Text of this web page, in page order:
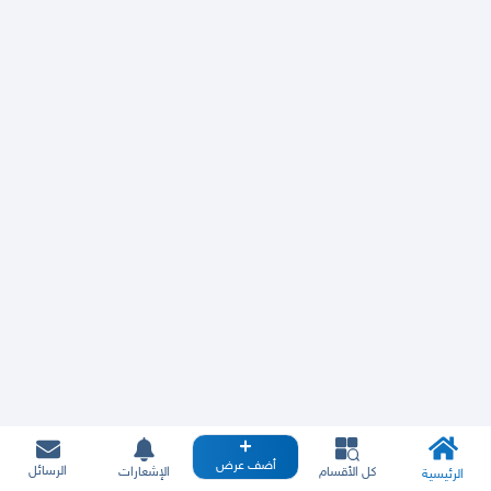
الرئيسية كل الأقسام أضف عرض الإشعارات الرسائل